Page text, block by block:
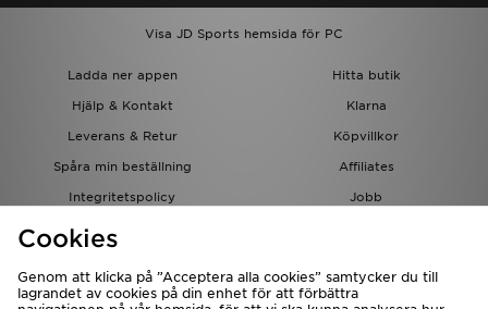
Visa JD Sports hemsida för PC
Ladda ner appen
Hitta butik
Hjälp & Kontakt
Klarna
Leverans & Retur
Köpvillkor
Spåra min beställning
Affiliates
Integritetspolicy
Jobb
JD-bloggen
Cookies
Genom att klicka på ”Acceptera alla cookies” samtycker du till
lagrandet av cookies på din enhet för att förbättra